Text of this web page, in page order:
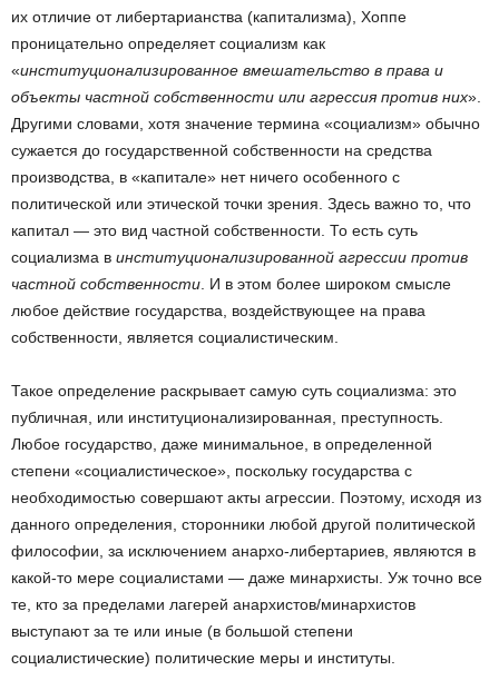
их отличие от либертарианства (капитализма), Хоппе
проницательно определяет социализм как
«институционализированное вмешательство в права и
объекты частной собственности или агрессия против них».
Другими словами, хотя значение термина «социализм» обычно
сужается до государственной собственности на средства
производства, в «капитале» нет ничего особенного с
политической или этической точки зрения. Здесь важно то, что
капитал — это вид частной собственности. То есть суть
социализма в институционализированной агрессии против
частной собственности . И в этом более широком смысле
любое действие государства, воздействующее на права
собственности, является социалистическим.
Такое определение раскрывает самую суть социализма: это
публичная, или институционализированная, преступность.
Любое государство, даже минимальное, в определенной
степени «социалистическое», поскольку государства с
необходимостью совершают акты агрессии. Поэтому, исходя из
данного определения, сторонники любой другой политической
философии, за исключением анархо-либертариев, являются в
какой-то мере социалистами — даже минархисты. Уж точно все
те, кто за пределами лагерей анархистов/минархистов
выступают за те или иные (в большой степени
социалистические) политические меры и институты.